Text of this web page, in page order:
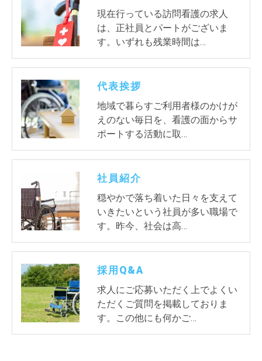
現在行っている訪問看護の求人
は、正社員とパートがございま
す。いずれも残業時間は…
代表挨拶
地域で暮らすご利用者様のかけが
えのない毎日を、看護の面からサ
ポートする活動に取…
社員紹介
穏やかで落ち着いた日々を支えて
いきたいという社員が多い職場で
す。昨今、社会は高…
採用Q&A
求人にご応募いただく上でよくい
ただくご質問を掲載しておりま
す。この他にも何かご…